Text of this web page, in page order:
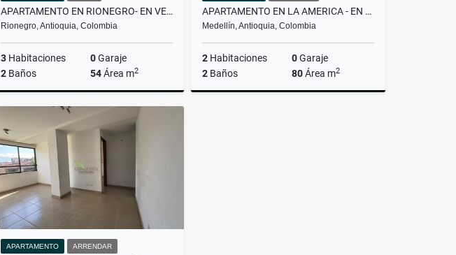
APARTAMENTO EN RIONEGRO- EN VENTA
Rionegro, Antioquia, Colombia
3 Habitaciones 0Garaje
2 Baños 54Área m2
Venta
$220.000.000
APARTAMENTO EN LA AMERICA - EN ARRIENDO
Medellín, Antioquia, Colombia
2 Habitaciones 0Garaje
2 Baños 80Área m2
APARTAMENTO ARRENDAR